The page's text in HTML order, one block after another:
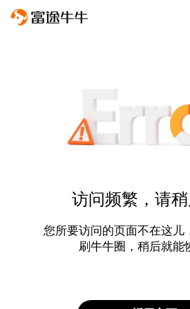
访问频繁，请
您所要访问的页面不在这儿
刷牛牛圈，稍后就能